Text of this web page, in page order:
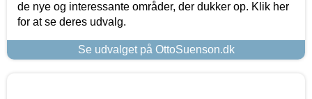
de nye og interessante områder, der dukker op. Klik her
for at se deres udvalg.
Se udvalget på OttoSuenson.dk